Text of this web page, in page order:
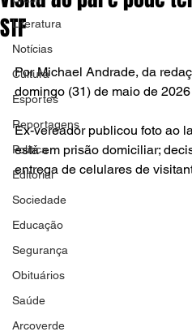
Literatura
Notícias
Cultura
Esportes
Reportagens
Política
Editorial
Sociedade
Educação
Segurança
Obituários
Saúde
Arcoverde
STF
Por Michael Andrade, da
domingo (31) de maio de 2026
Ex-vereador publicou foto ao
está em prisão domiciliar;
entrega de celulares de